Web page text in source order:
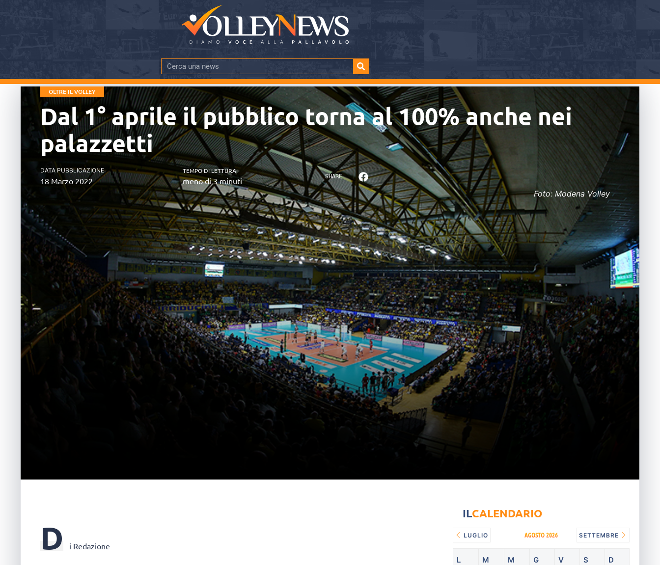
OLTRE IL VOLLEY
Dal 1° aprile il pubblico torna al 100% anche nei
palazzetti
DATA PUBBLICAZIONE
18 Marzo 2022
TEMPO DI LETTURA
meno di 3 minuti SHARE
Foto: Modena Volley
D i Redazione
ILCALENDARIO
LUGLIO AGOSTO 2026 SETTEMBRE
L M M G V S D